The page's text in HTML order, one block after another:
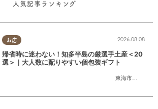
人気記事ランキング
お店
東海市
,大府市
2026.08.08
帰省時に迷わない！知多半島の厳選手土産＜20
選＞｜大人数に配りやすい個包装ギフト